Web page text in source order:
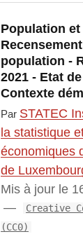
Population
population -
2021 - Etat
Contexte
Par STATEC
la statistique
économiques
de
Mis à jour le
Creative
(CC0)